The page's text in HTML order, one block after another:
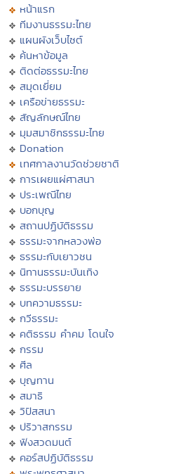
หน้าแรก
ทีมงานธรรมะไทย
แผนผังเว็บไซต์
ค้นหาข้อมูล
ติดต่อธรรมะไทย
สมุดเยี่ยม
เครือข่ายธรรมะ
สัญลักษณ์ไทย
มุมสมาชิกธรรมะไทย
Donation
เทศกาลงานวัดช่วยชาติ
การเผยแผ่ศาสนา
ประเพณีไทย
บอกบุญ
สถานปฏิบัติธรรม
ธรรมะจากหลวงพ่อ
ธรรมะกับเยาวชน
นิทานธรรมะบันเทิง
ธรรมะบรรยาย
บทความธรรมะ
กวีธรรมะ
คติธรรม คำคม โดนใจ
กรรม
ศีล
บุญทาน
สมาธิ
วิปัสสนา
ปริวาสกรรม
ฟังสวดมนต์
คอร์สปฏิบัติธรรม